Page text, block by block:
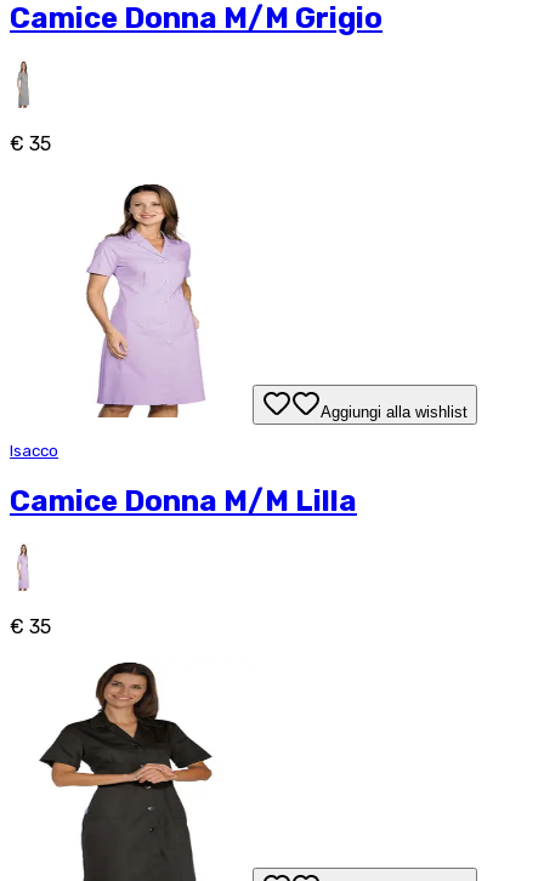
Camice Donna M/M Grigio
€ 35
Aggiungi alla wishlist
Isacco
Camice Donna M/M Lilla
€ 35